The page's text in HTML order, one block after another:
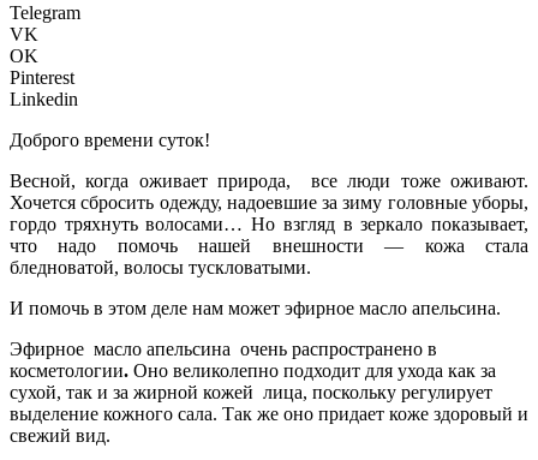
Telegram
VK
OK
Pinterest
Linkedin
Доброго времени суток!
Весной, когда оживает природа,
все люди тоже оживают.
Хочется сбросить одежду, надоевшие за зиму головные уборы,
гордо тряхнуть волосами… Но взгляд в зеркало показывает,
что надо помочь нашей внешности — кожа стала
бледноватой, волосы тускловатыми.
И помочь в этом деле нам может эфирное маcло апельсина.
Эфирное масло апельсина очень распространено в
косметологии. Оно великолепно подходит для ухода как за
сухой, так и за жирной кожей лица, поскольку регулирует
выделение кожного сала. Так же оно придает коже здоровый и
свежий вид.